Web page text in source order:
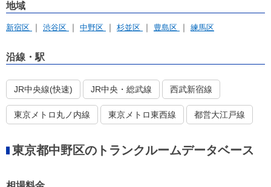
地域
新宿区 渋谷区 中野区 杉並区 豊島区 練馬区
沿線・駅
JR中央線(快速) JR中央・総武線 西武新宿線
東京メトロ丸ノ内線 東京メトロ東西線 都営大江戸線
東京都中野区のトランクルームデータベース